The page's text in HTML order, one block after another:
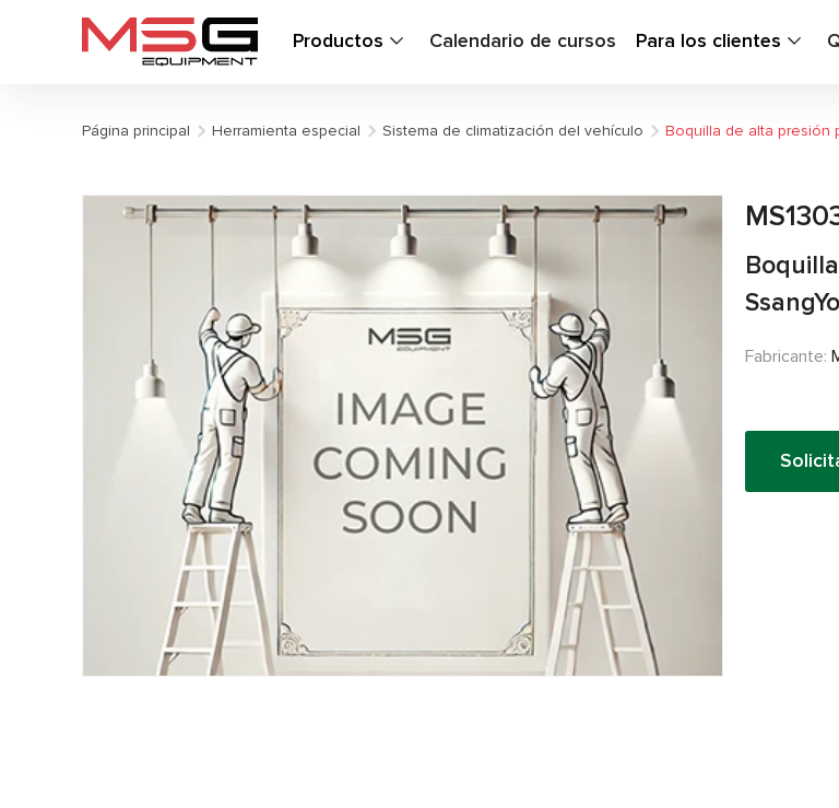
Productos Calendario de cursos Para los clientes
Página principal Herramienta especial Sistema de climatización del vehículo Boquilla de alta presión
Fabricante: